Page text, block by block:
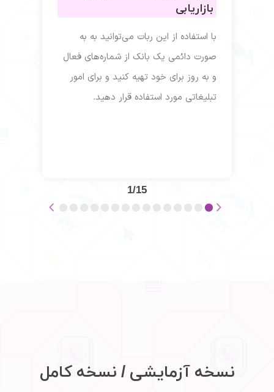
بازاریابی
با استفاده از این ربات می‌توانید به به
صورت دائمی یک بانک از شماره‌های فعال
و به روز برای خود تهیه کنید و برای امور
تبلیغاتی مورد استفاده قرار دهید.
1/15
نسخه آزمایشی / نسخه کامل